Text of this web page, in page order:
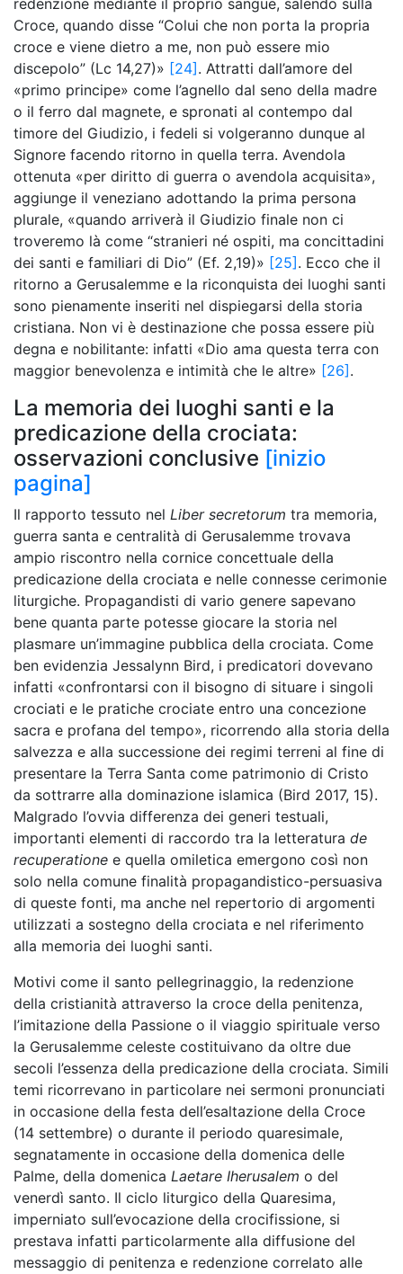
Croce, quando disse “Colui che non porta la propria
croce e viene dietro a me, non può essere mio
discepolo” (Lc 14,27)» [24]. Attratti dall’amore del
«primo principe» come l’agnello dal seno della madre
o il ferro dal magnete, e spronati al contempo dal
timore del Giudizio, i fedeli si volgeranno dunque al
Signore facendo ritorno in quella terra. Avendola
ottenuta «per diritto di guerra o avendola acquisita»,
aggiunge il veneziano adottando la prima persona
plurale, «quando arriverà il Giudizio finale non ci
troveremo là come “stranieri né ospiti, ma concittadini
dei santi e familiari di Dio” (Ef. 2,19)» [25]. Ecco che il
ritorno a Gerusalemme e la riconquista dei luoghi santi
sono pienamente inseriti nel dispiegarsi della storia
cristiana. Non vi è destinazione che possa essere più
degna e nobilitante: infatti «Dio ama questa terra con
maggior benevolenza e intimità che le altre» [26].
La memoria dei luoghi santi e la
predicazione della crociata:
osservazioni conclusive [inizio
pagina]
Il rapporto tessuto nel Liber secretorum tra memoria,
guerra santa e centralità di Gerusalemme trovava
ampio riscontro nella cornice concettuale della
predicazione della crociata e nelle connesse cerimonie
liturgiche. Propagandisti di vario genere sapevano
bene quanta parte potesse giocare la storia nel
plasmare un’immagine pubblica della crociata. Come
ben evidenzia Jessalynn Bird, i predicatori dovevano
infatti «confrontarsi con il bisogno di situare i singoli
crociati e le pratiche crociate entro una concezione
sacra e profana del tempo», ricorrendo alla storia della
salvezza e alla successione dei regimi terreni al fine di
presentare la Terra Santa come patrimonio di Cristo
da sottrarre alla dominazione islamica (Bird 2017, 15).
Malgrado l’ovvia differenza dei generi testuali,
importanti elementi di raccordo tra la letteratura de
recuperatione e quella omiletica emergono così non
solo nella comune finalità propagandistico-persuasiva
di queste fonti, ma anche nel repertorio di argomenti
utilizzati a sostegno della crociata e nel riferimento
alla memoria dei luoghi santi.
Motivi come il santo pellegrinaggio, la redenzione
della cristianità attraverso la croce della penitenza,
l’imitazione della Passione o il viaggio spirituale verso
la Gerusalemme celeste costituivano da oltre due
secoli l’essenza della predicazione della crociata. Simili
temi ricorrevano in particolare nei sermoni pronunciati
in occasione della festa dell’esaltazione della Croce
(14 settembre) o durante il periodo quaresimale,
segnatamente in occasione della domenica delle
Palme, della domenica Laetare Iherusalem o del
venerdì santo. Il ciclo liturgico della Quaresima,
imperniato sull’evocazione della crocifissione, si
prestava infatti particolarmente alla diffusione del
messaggio di penitenza e redenzione correlato alle